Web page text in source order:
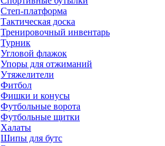
Степ-платформа
Тактическая доска
Тренировочный инвентарь
Турник
Угловой флажок
Упоры для отжиманий
Утяжелители
Фитбол
Фишки и конусы
Футбольные ворота
Футбольные щитки
Халаты
Шипы для бутс